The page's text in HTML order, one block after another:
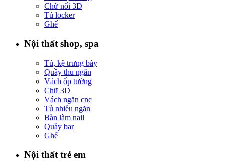
Chữ nổi 3D
Tủ locker
Ghế
Nội thất shop, spa
Tủ, kệ trưng bày
Quầy thu ngân
Vách ốp tường
Chữ 3D
Vách ngăn cnc
Tủ nhiều ngăn
Bàn làm nail
Quầy bar
Ghế
Nội thất trẻ em